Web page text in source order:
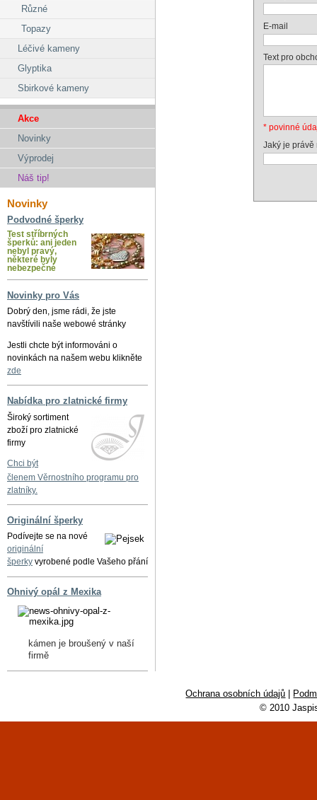
Různé
Topazy
Léčivé kameny
Glyptika
Sbirkové kameny
Akce
Novinky
Výprodej
Náš tip!
Novinky
Podvodné šperky
Test stříbrných
šperků: ani jeden
nebyl pravý,
některé byly
nebezpečné
Novinky pro Vás
Dobrý den, jsme rádi, že jste
navštívili naše webowé stránky
Jestli chcte být informováni o
novinkách na našem webu klikněte
zde
Nabídka pro zlatnické firmy
Široký sortiment
zboží pro zlatnické
firmy
Chci být
členem Věrnostního programu pro
zlatníky.
Originální šperky
Podívejte se na nové
originální
šperky vyrobené podle Vašeho přání
Ohnivý opál z Mexika
kámen je broušený v naší
firmě
E-mail
Text pro
* povinné
Jaký je právě
Ochrana osobních údajů
© 2010